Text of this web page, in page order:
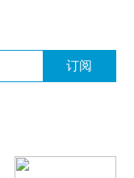
订阅